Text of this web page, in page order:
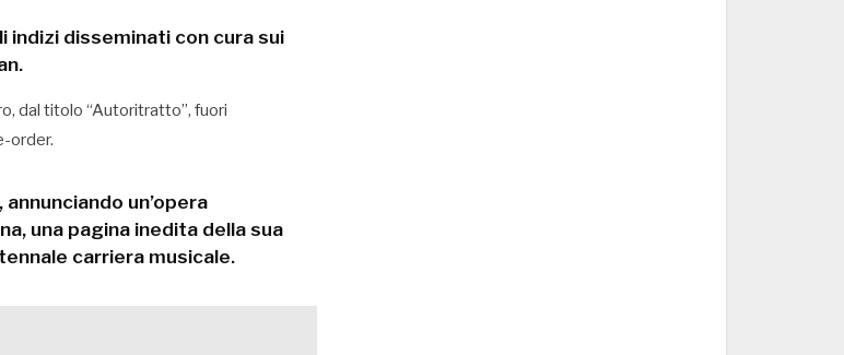
indizi disseminati con cura sui
dal titolo “Autoritratto”, fuori
order.
un’opera
una pagina inedita della sua
carriera musicale.